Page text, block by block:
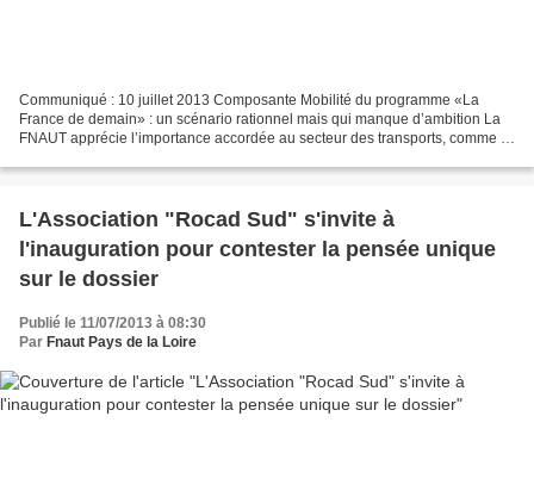
Communiqué : 10 juillet 2013 Composante Mobilité du programme «La
France de demain» : un scénario rationnel mais qui manque d’ambition La
FNAUT apprécie l’importance accordée au secteur des transports, comme à
L'Association "Rocad Sud" s'invite à
l'inauguration pour contester la pensée unique
sur le dossier
Publié le 11/07/2013 à 08:30
Par Fnaut Pays de la Loire